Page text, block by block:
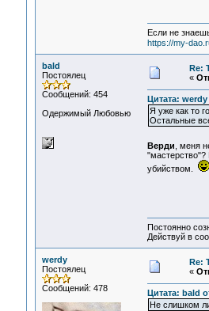
Если не
https://my-
bald
Постоялец
Сообщений: 454
Одержимый Любовью
Re:
«
Цитата:
Я уже как то
Остальные
Верди , меня
убийством.
Постоянно
Действуй в
werdy
Постоялец
Сообщений: 478
Re:
«
Цитата: bald
Не слишком